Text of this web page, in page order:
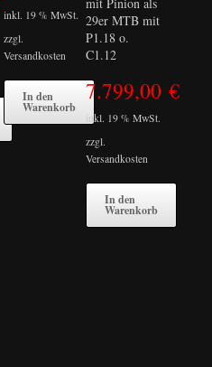
inkl. 19 % MwSt.
zzgl.
Versandkosten
In den
Warenkorb
29er MTB mit
P1.18 o.
C1.12
7.799,00 €
inkl. 19 % MwSt.
zzgl.
Versandkosten
In den
Warenkorb